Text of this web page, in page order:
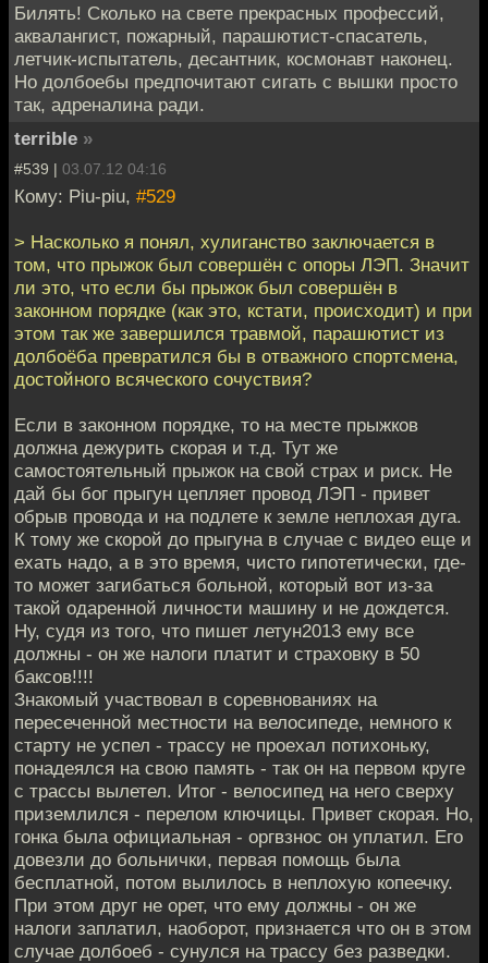
Билять! Сколько на свете прекрасных профессий,
аквалангист, пожарный, парашютист-спасатель,
летчик-испытатель, десантник, космонавт наконец.
Но долбоебы предпочитают сигать с вышки просто
так, адреналина ради.
terrible »
#539 | 03.07.12 04:16
Кому: Piu-piu, #529
> Насколько я понял, хулиганство заключается в
том, что прыжок был совершён с опоры ЛЭП. Значит
ли это, что если бы прыжок был совершён в
законном порядке (как это, кстати, происходит) и при
этом так же завершился травмой, парашютист из
долбоёба превратился бы в отважного спортсмена,
достойного всяческого сочуствия?
Если в законном порядке, то на месте прыжков
должна дежурить скорая и т.д. Тут же
самостоятельный прыжок на свой страх и риск. Не
дай бы бог прыгун цепляет провод ЛЭП - привет
обрыв провода и на подлете к земле неплохая дуга.
К тому же скорой до прыгуна в случае с видео еще и
ехать надо, а в это время, чисто гипотетически, где-
то может загибаться больной, который вот из-за
такой одаренной личности машину и не дождется.
Ну, судя из того, что пишет летун2013 ему все
должны - он же налоги платит и страховку в 50
баксов!!!!
Знакомый участвовал в соревнованиях на
пересеченной местности на велосипеде, немного к
старту не успел - трассу не проехал потихоньку,
понадеялся на свою память - так он на первом круге
с трассы вылетел. Итог - велосипед на него сверху
приземлился - перелом ключицы. Привет скорая. Но,
гонка была официальная - оргвзнос он уплатил. Его
довезли до больнички, первая помощь была
бесплатной, потом вылилось в неплохую копеечку.
При этом друг не орет, что ему должны - он же
налоги заплатил, наоборот, признается что он в этом
случае долбоеб - сунулся на трассу без разведки.